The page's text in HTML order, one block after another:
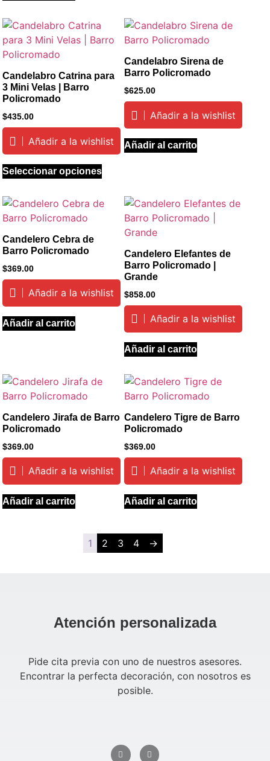
Candelabro Catrina para
3 Mini Velas | Barro
Policromado
$435.00
Añadir a la wishlist
Seleccionar opciones
Candelabro Sirena de
Barro Policromado
$625.00
Añadir a la wishlist
Añadir al carrito
Candelero Cebra de
Barro Policromado
$369.00
Añadir a la wishlist
Añadir al carrito
Candelero Elefantes de
Barro Policromado |
Grande
$858.00
Añadir a la wishlist
Añadir al carrito
Candelero Jirafa de Barro
Policromado
$369.00
Añadir a la wishlist
Añadir al carrito
Candelero Tigre de Barro
Policromado
$369.00
Añadir a la wishlist
Añadir al carrito
1 2 3 4 →
Atención personalizada
Pide cita previa con uno de nuestros asesores.
Encontrar la perfecta decoración, con nosotros es
posible.